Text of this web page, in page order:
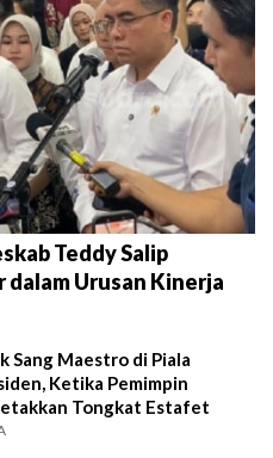
Teddy Salip
Urusan Kinerja
Sang Maestro di Piala
Ketika Pemimpin
Tongkat Estafet